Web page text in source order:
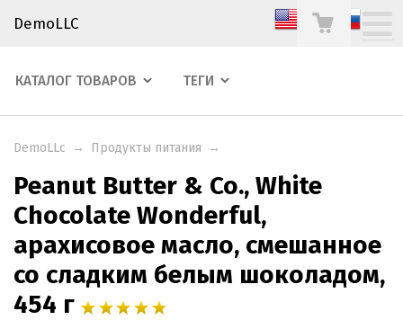
DemoLLC
КАТАЛОГ ТОВАРОВ ТЕГИ
DemoLLc → Продукты питания →
Peanut Butter & Co., White
Chocolate Wonderful,
арахисовое масло, смешанное
со сладким белым шоколадом,
454 г